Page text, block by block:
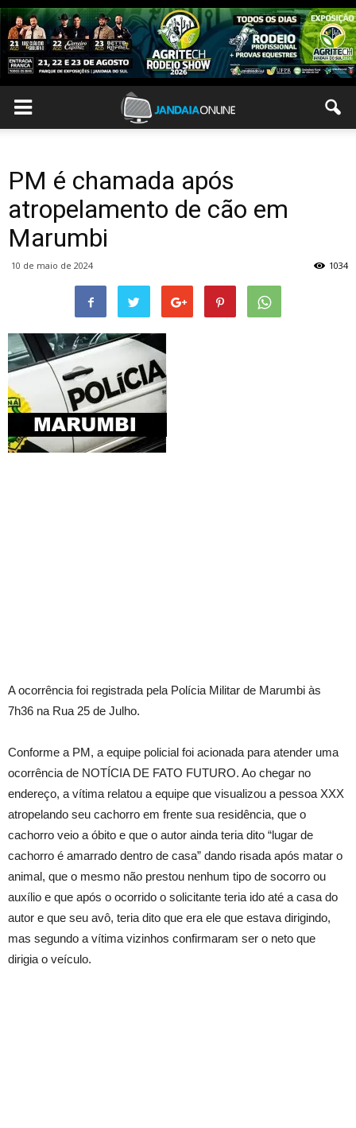
PM é chamada após
atropelamento de cão em
Marumbi
10 de maio de 2024 1034
A ocorrência foi registrada pela Polícia Militar de Marumbi às
7h36 na Rua 25 de Julho.
Conforme a PM, a equipe policial foi acionada para atender uma
ocorrência de NOTÍCIA DE FATO FUTURO. Ao chegar no
endereço, a vítima relatou a equipe que visualizou a pessoa XXX
atropelando seu cachorro em frente sua residência, que o
cachorro veio a óbito e que o autor ainda teria dito “lugar de
cachorro é amarrado dentro de casa” dando risada após matar o
animal, que o mesmo não prestou nenhum tipo de socorro ou
auxílio e que após o ocorrido o solicitante teria ido até a casa do
autor e que seu avô, teria dito que era ele que estava dirigindo,
mas segundo a vítima vizinhos confirmaram ser o neto que
dirigia o veículo.